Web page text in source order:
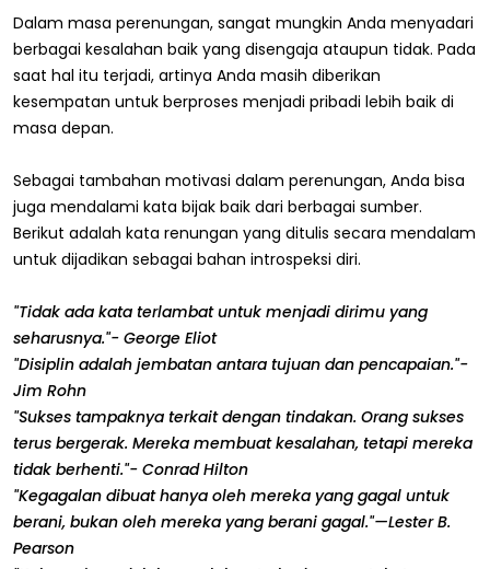
Dalam masa perenungan, sangat mungkin Anda menyadari
berbagai kesalahan baik yang disengaja ataupun tidak. Pada
saat hal itu terjadi, artinya Anda masih diberikan
kesempatan untuk berproses menjadi pribadi lebih baik di
masa depan.
Sebagai tambahan motivasi dalam perenungan, Anda bisa
juga mendalami kata bijak baik dari berbagai sumber.
Berikut adalah kata renungan yang ditulis secara mendalam
untuk dijadikan sebagai bahan introspeksi diri.
"Tidak ada kata terlambat untuk menjadi dirimu yang
seharusnya."- George Eliot
"Disiplin adalah jembatan antara tujuan dan pencapaian."-
Jim Rohn
"Sukses tampaknya terkait dengan tindakan. Orang sukses
terus bergerak. Mereka membuat kesalahan, tetapi mereka
tidak berhenti."- Conrad Hilton
"Kegagalan dibuat hanya oleh mereka yang gagal untuk
berani, bukan oleh mereka yang berani gagal."—Lester B.
Pearson